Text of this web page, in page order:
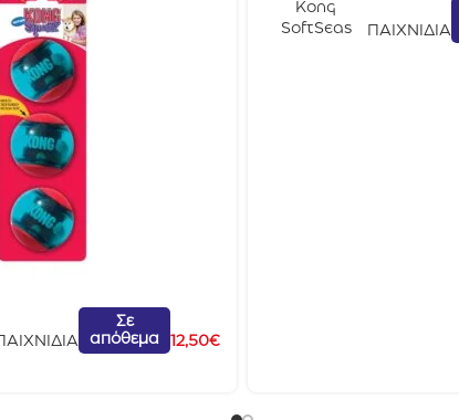
ΠΑΙΧΝΙΔΙΑ
Σε
απόθεμα
12,50€
Kong
SoftSeas
ΠΑΙΧΝΙΔΙΑ